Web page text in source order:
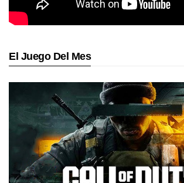
El Juego Del Mes